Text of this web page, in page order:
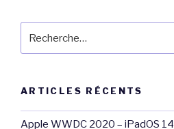
pour
ARTICLES RÉCENTS
Apple WWDC 2020 – iPadOS 14